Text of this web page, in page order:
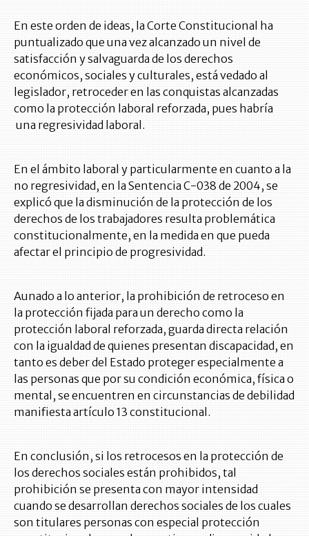
En este orden de ideas, la Corte Constitucional ha
puntualizado que una vez alcanzado un nivel de
satisfacción y salvaguarda de los derechos
económicos, sociales y culturales, está vedado al
legislador, retroceder en las conquistas alcanzadas
como la protección laboral reforzada, pues habría
una regresividad laboral.
En el ámbito laboral y particularmente en cuanto a la
no regresividad, en la Sentencia C-038 de 2004, se
explicó que la disminución de la protección de los
derechos de los trabajadores resulta problemática
constitucionalmente, en la medida en que pueda
afectar el principio de progresividad.
Aunado a lo anterior, la prohibición de retroceso en
la protección fijada para un derecho como la
protección laboral reforzada, guarda directa relación
con la igualdad de quienes presentan discapacidad, en
tanto es deber del Estado proteger especialmente a
las personas que por su condición económica, física o
mental, se encuentren en circunstancias de debilidad
manifiesta artículo 13 constitucional.
En conclusión, si los retrocesos en la protección de
los derechos sociales están prohibidos, tal
prohibición se presenta con mayor intensidad
cuando se desarrollan derechos sociales de los cuales
son titulares personas con especial protección